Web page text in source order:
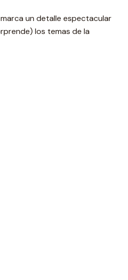
un detalle espectacular
los temas de la